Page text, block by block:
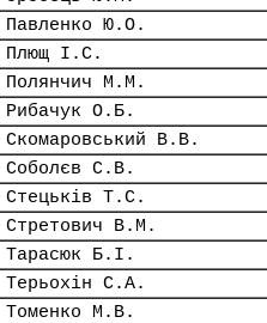
Павленко Ю.О.
Плющ І.С.
Полянчич М.М.
Рибачук О.Б.
Скомаровський В.В.
Соболєв С.В.
Стецьків Т.С.
Стретович В.М.
Тарасюк Б.І.
Терьохін С.А.
Томенко М.В.